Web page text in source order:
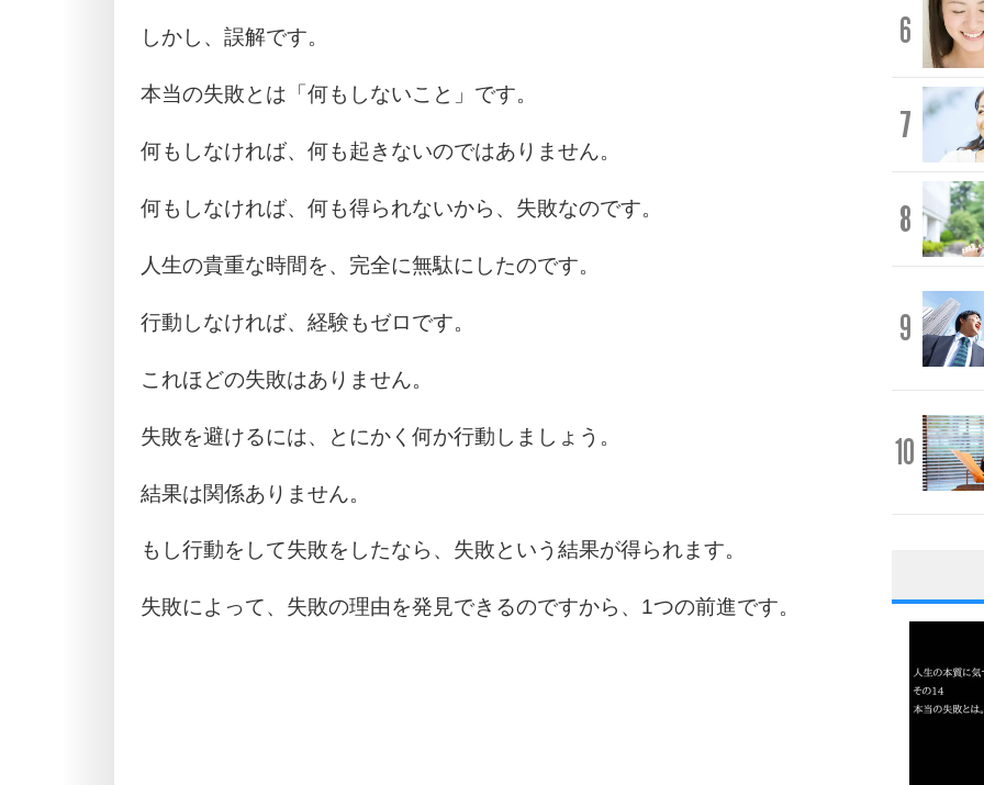
しかし、誤解です。
本当の失敗とは「何もしないこと」です。
何もしなければ、何も起きないのではありません。
何もしなければ、何も得られないから、失敗なのです。
人生の貴重な時間を、完全に無駄にしたのです。
行動しなければ、経験もゼロです。
これほどの失敗はありません。
失敗を避けるには、とにかく何か行動しましょう。
結果は関係ありません。
もし行動をして失敗をしたなら、失敗という結果が得られます。
失敗によって、失敗の理由を発見できるのですから、1つの前進です。
6
7
8
9
10
1